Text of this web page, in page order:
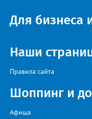
идейный вдохновитель,
певец, победитель
искусства «Золотая
на Первом канале,
Для бизнеса
Наши
Правила сайта
Шоппинг и
Афиша